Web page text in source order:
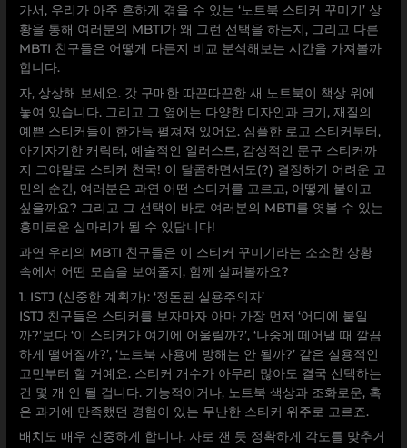
가서, 우리가 아주 흔하게 겪을 수 있는 ‘노트북 스티커 꾸미기’ 상
황을 통해 여러분의 MBTI가 왜 그런 선택을 하는지, 그리고 다른
MBTI 친구들은 어떻게 다른지 비교 분석해보는 시간을 가져볼까
합니다.
자, 상상해 보세요. 갓 구매한 따끈따끈한 새 노트북이 책상 위에
놓여 있습니다. 그리고 그 옆에는 다양한 디자인과 크기, 재질의
예쁜 스티커들이 한가득 펼쳐져 있어요. 심플한 로고 스티커부터,
아기자기한 캐릭터, 예술적인 일러스트, 감성적인 문구 스티커까
지 그야말로 스티커 천국! 이 달콤하면서도(?) 결정하기 어려운 고
민의 순간, 여러분은 과연 어떤 스티커를 고르고, 어떻게 붙이고
싶을까요? 그리고 그 선택이 바로 여러분의 MBTI를 엿볼 수 있는
흥미로운 실마리가 될 수 있답니다!
과연 우리의 MBTI 친구들은 이 스티커 꾸미기라는 소소한 상황
속에서 어떤 모습을 보여줄지, 함께 살펴볼까요?
1. ISTJ (신중한 계획가): ‘정돈된 실용주의자’
ISTJ 친구들은 스티커를 보자마자 아마 가장 먼저 ‘어디에 붙일
까?’보다 ‘이 스티커가 여기에 어울릴까?’, ‘나중에 떼어낼 때 깔끔
하게 떨어질까?’, ‘노트북 사용에 방해는 안 될까?’ 같은 실용적인
고민부터 할 거예요. 스티커 개수가 아무리 많아도 결국 선택하는
건 몇 개 안 될 겁니다. 기능적이거나, 노트북 색상과 조화로운, 혹
은 과거에 만족했던 경험이 있는 무난한 스티커 위주로 고르죠.
배치도 매우 신중하게 합니다. 자로 잰 듯 정확하게 각도를 맞추거